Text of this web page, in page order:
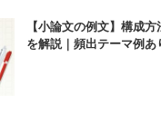
【小論文の例文】構成
を解説｜頻出テーマ例あ